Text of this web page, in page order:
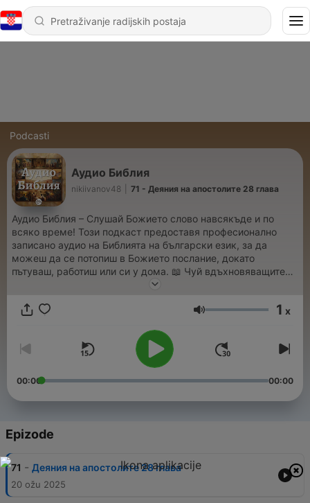
Podcasti
Аудио Библия
nikiivanov48 71 - Деяния на апостолите 28 глава
Аудио Библия – Слушай Божието слово навсякъде и по
всяко време! Този подкаст предоставя професионално
записано аудио на Библията на български език, за да
можеш да се потопиш в Божието послание, докато
пътуваш, работиш или си у дома. 📖 Чуй вдъхновяващите
истории и вечните истини, които променят животи. 🎧
оживее в сърцето ти! Слушай. Размишлявай. Израствай
Glasnoća 1 x
00:00 00:00
Epizode
71 - Деяния на апостолите 28 глава
20 ožu 2025